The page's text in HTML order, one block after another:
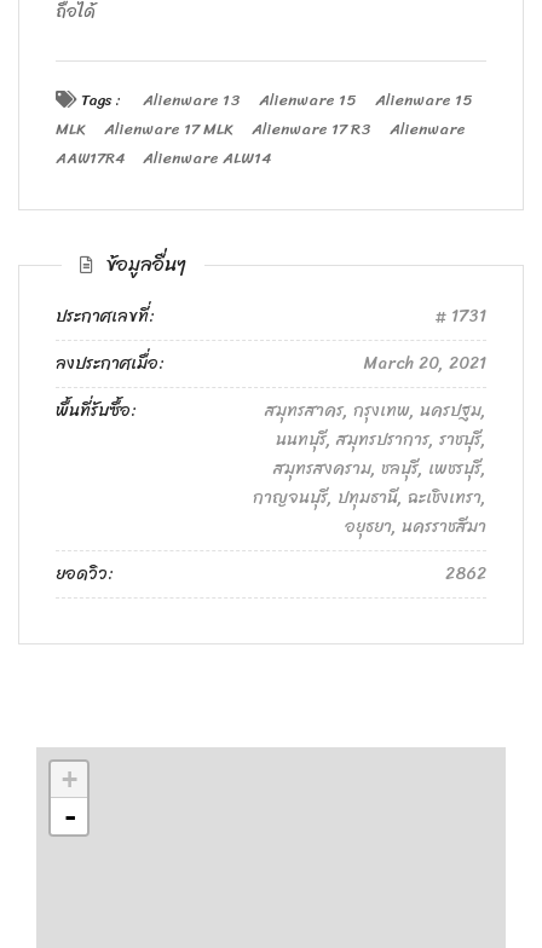
ถือได้
Tags : Alienware 13 Alienware 15
Alienware 15
MLK
Alienware 17 MLK Alienware 17 R3
Alienware
AAW17R4
Alienware ALW14
ข้อมูลอื่นๆ
ประกาศเลขที่:
1731
ลงประกาศเมื่อ:
March 20, 2021
พื้นที่รับซื้อ:
สมุทรสาคร, กรุงเทพ, นครปฐม,
นนทบุรี, สมุทรปราการ, ราชบุรี,
สมุทรสงคราม, ชลบุรี, เพชรบุรี,
กาญจนบุรี, ปทุมธานี, ฉะเชิงเทรา,
อยุธยา, นครราชสีมา
ยอดวิว:
2862
+
-